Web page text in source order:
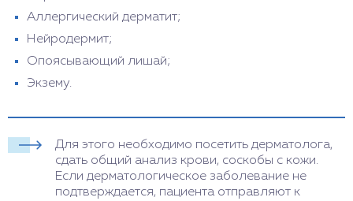
Аллергический дерматит;
Нейродермит;
Опоясывающий лишай;
Экзему.
Для этого необходимо посетить дерматолога,
сдать общий анализ крови, соскобы с кожи.
Если дерматологическое заболевание не
подтверждается, пациента отправляют к